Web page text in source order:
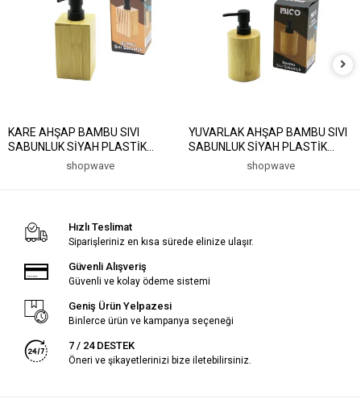
KARE AHŞAP BAMBU SIVI
SABUNLUK SİYAH PLASTİK
POMPA ÇAP: 7CM - Y: 11.5CM
shopwave
YUVARLAK AHŞAP BAMBU SIVI
SABUNLUK SİYAH PLASTİK
shopwave
Hızlı Teslimat
Siparişleriniz en kısa sürede elinize ulaşır.
Güvenli Alışveriş
Güvenli ve kolay ödeme sistemi
Geniş Ürün Yelpazesi
Binlerce ürün ve kampanya seçeneği
7 / 24 DESTEK
Öneri ve şikayetlerinizi bize iletebilirsiniz.